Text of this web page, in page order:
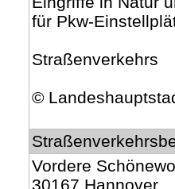
für Pkw-
Straßenverkehrs
©
Vordere
30167 Hannover